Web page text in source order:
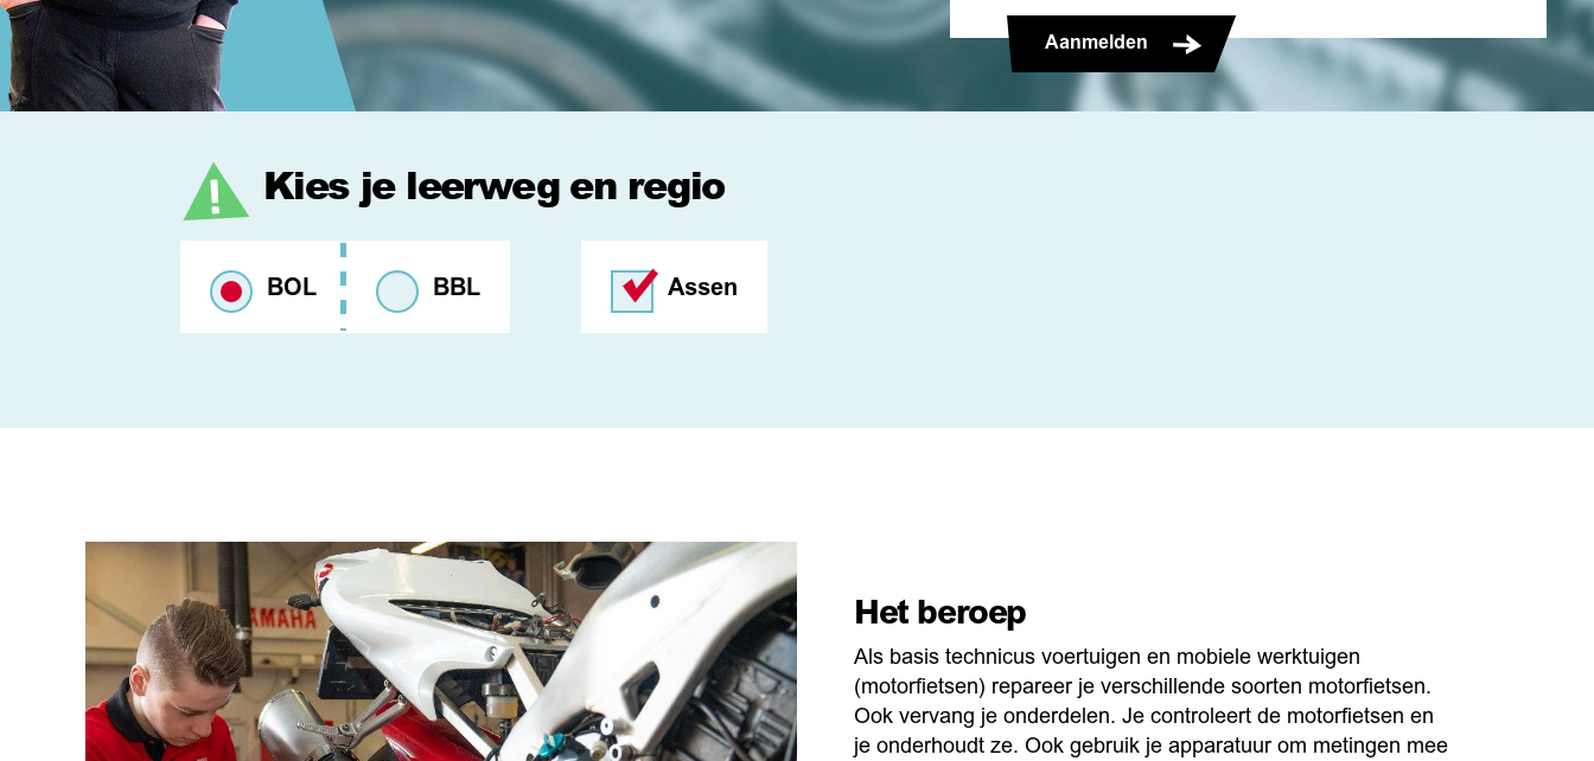
Aanmelden
Kies je leerweg en regio
BOL BBL Assen
Het beroep
Als basis technicus voertuigen en mobiele werktuigen
(motorfietsen) repareer je verschillende soorten motorfietsen.
Ook vervang je onderdelen. Je controleert de motorfietsen en
je onderhoudt ze. Ook gebruik je apparatuur om metingen mee